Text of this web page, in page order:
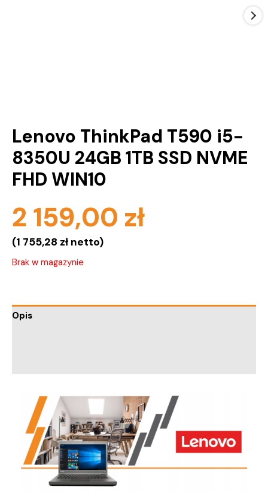
Lenovo ThinkPad T590 i5-
8350U 24GB 1TB SSD NVME
FHD WIN10
2 159,00 zł
(1 755,28 zł netto)
Brak w magazynie
Opis